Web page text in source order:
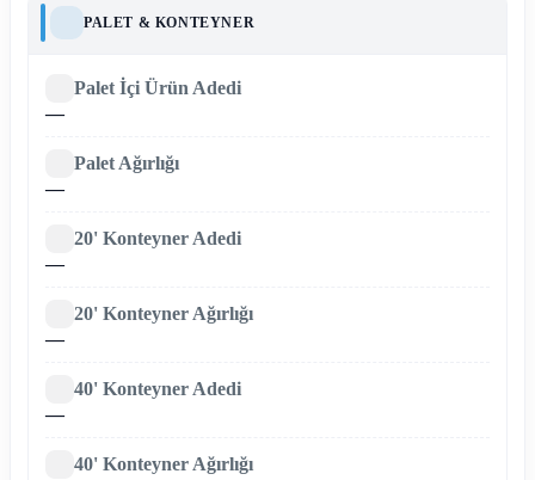
PALET & KONTEYNER
Palet İçi Ürün Adedi
—
Palet Ağırlığı
—
20' Konteyner Adedi
—
20' Konteyner Ağırlığı
—
40' Konteyner Adedi
—
40' Konteyner Ağırlığı